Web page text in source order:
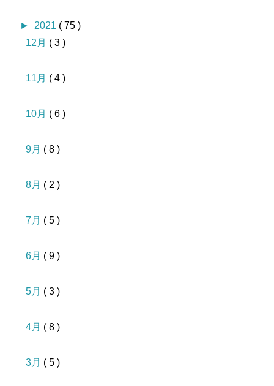
► 2021 ( 75 )
12月 ( 3 )
11月 ( 4 )
10月 ( 6 )
9月 ( 8 )
8月 ( 2 )
7月 ( 5 )
6月 ( 9 )
5月 ( 3 )
4月 ( 8 )
3月 ( 5 )